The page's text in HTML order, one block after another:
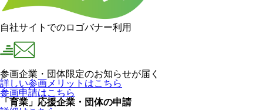
自社サイトでのロゴバナー利用
参画企業・団体限定のお知らせが届く
詳しい参画メリットはこちら
参画申請はこちら
「育業」応援企業・団体の申請